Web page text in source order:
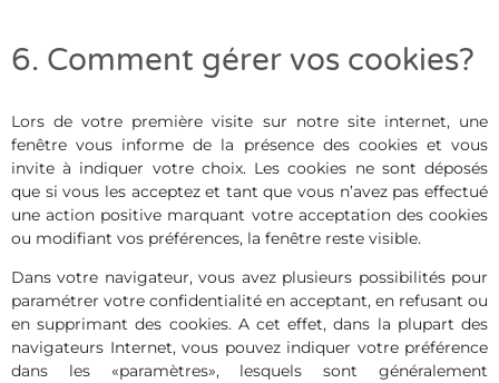
6. Comment gérer vos cookies?
Lors de votre première visite sur notre site internet, une
fenêtre vous informe de la présence des cookies et vous
invite à indiquer votre choix. Les cookies ne sont déposés
que si vous les acceptez et tant que vous n’avez pas effectué
une action positive marquant votre acceptation des cookies
ou modifiant vos préférences, la fenêtre reste visible.
Dans votre navigateur, vous avez plusieurs possibilités pour
paramétrer votre confidentialité en acceptant, en refusant ou
en supprimant des cookies. A cet effet, dans la plupart des
navigateurs Internet, vous pouvez indiquer votre préférence
dans les «paramètres», lesquels sont généralement